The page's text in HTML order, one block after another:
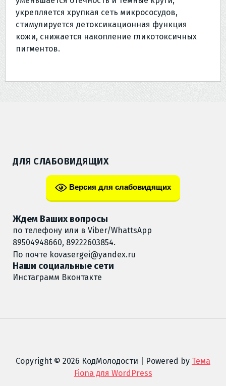
укрепляется хрупкая сеть микрососудов,
стимулируется детоксикационная функция
кожи, снижается накопление гликотоксичных
пигментов.
ДЛЯ СЛАБОВИДЯЩИХ
Версия для слабовидящих
Ждем Ваших вопросы
по телефону или в Viber/WhattsApp
89504948660, 89222603854.
По почте kovasergei@yandex.ru
Наши социальные сети
Инстаграмм Вконтакте
Copyright © 2026 КодМолодости | Powered by Тема
Fiona для WordPress